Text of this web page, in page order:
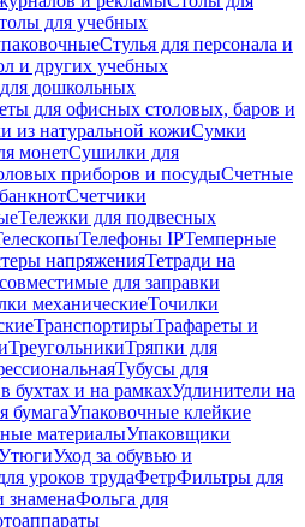
для учебных
Стулья для персонала и
и других учебных
дошкольных
для офисных столовых, баров и
из натуральной кожиСумки
монетСушилки для
приборов и посудыСчетные
Счетчики
Тележки для подвесных
Телефоны IPТемперные
напряженияТетради на
для заправки
механическиеТочилки
ТранспортирыТрафареты и
ТреугольникиТряпки для
Тубусы для
бухтах и на рамкахУдлинители на
бумагаУпаковочные клейкие
материалыУпаковщики
Уход за обувью и
уроков трудаФетрФильтры для
знаменаФольга для